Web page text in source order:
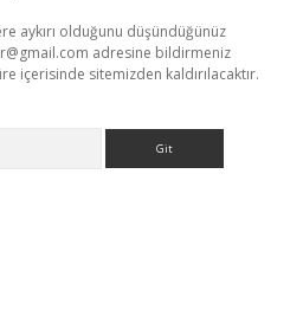
aykırı olduğunu düşündüğünüz
adresine bildirmeniz
içerisinde sitemizden kaldırılacaktır.